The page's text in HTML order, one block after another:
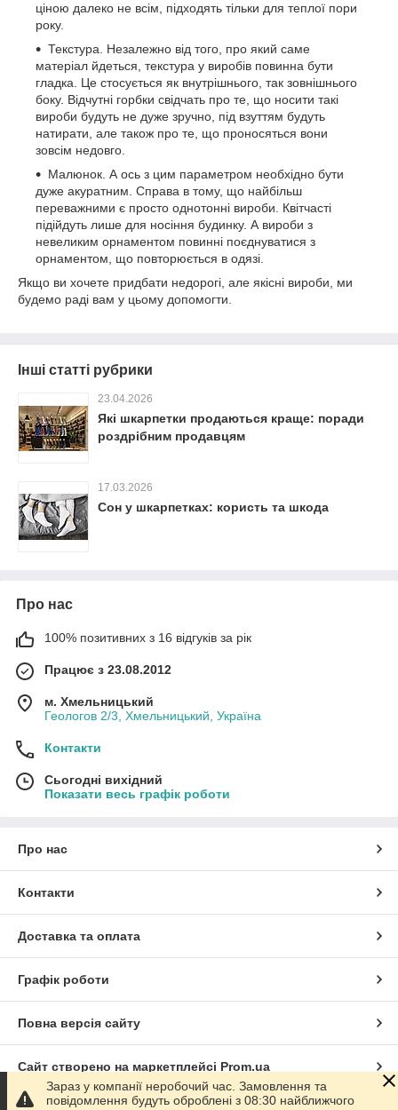
ціною далеко не всім, підходять тільки для теплої пори
року.
Текстура. Незалежно від того, про який саме
матеріал йдеться, текстура у виробів повинна бути
гладка. Це стосується як внутрішнього, так зовнішнього
боку. Відчутні горбки свідчать про те, що носити такі
вироби будуть не дуже зручно, під взуттям будуть
натирати, але також про те, що проносяться вони
зовсім недовго.
Малюнок. А ось з цим параметром необхідно бути
дуже акуратним. Справа в тому, що найбільш
переважними є просто однотонні вироби. Квітчасті
підійдуть лише для носіння будинку. А вироби з
невеликим орнаментом повинні поєднуватися з
орнаментом, що повторюється в одязі.
Якщо ви хочете придбати недорогі, але якісні вироби, ми
будемо раді вам у цьому допомогти.
Інші статті рубрики
23.04.2026
Які шкарпетки продаються краще: поради
роздрібним продавцям
17.03.2026
Сон у шкарпетках: користь та шкода
Про нас
100% позитивних з 16 відгуків за рік
Працює з 23.08.2012
м. Хмельницький
Геологов 2/3, Хмельницький, Україна
Контакти
Сьогодні вихідний
Показати весь графік роботи
Про нас
Контакти
Доставка та оплата
Графік роботи
Повна версія сайту
Сайт створено на маркетплейсі Prom.ua
Зараз у компанії неробочий час. Замовлення та
повідомлення будуть оброблені з 08:30 найближчого